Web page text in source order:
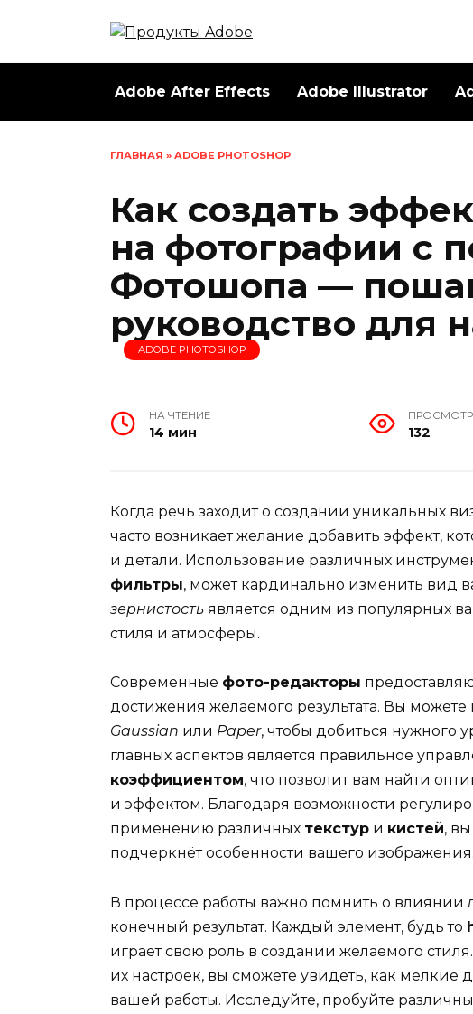
Adobe After Effects Adobe Illustrator
ГЛАВНАЯ » ADOBE PHOTOSHOP
Как создать
на фотографии с
Фотошопа —
руководство для
ADOBE PHOTOSHOP
НА ЧТЕНИЕ
14 мин 132
Когда речь заходит о создании уникальных
часто возникает желание добавить эффект,
и детали. Использование различных
фильтры, может кардинально изменить вид
зернистость является одним из популярных
стиля и атмосферы.
Современные фото-редакторы
достижения желаемого результата. Вы можете
Gaussian или Paper, чтобы добиться нужного
главных аспектов является правильное
коэффициентом, что позволит вам найти
и эффектом. Благодаря возможности
применению различных текстур и кистей,
подчеркнёт особенности вашего изображения.
В процессе работы важно помнить о влиянии
конечный результат. Каждый элемент, будь то
играет свою роль в создании желаемого
их настроек, вы сможете увидеть, как мелкие
вашей работы. Исследуйте, пробуйте